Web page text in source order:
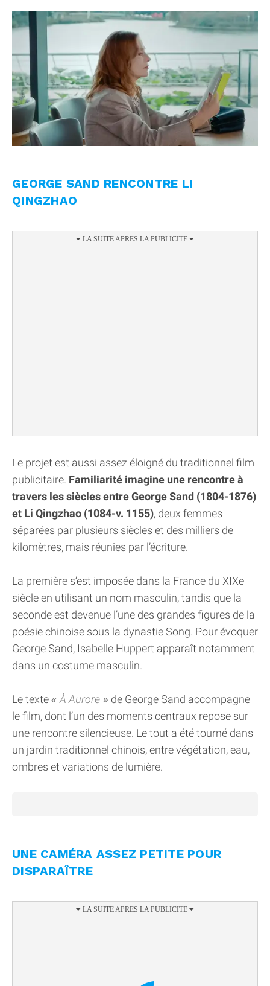
GEORGE SAND RENCONTRE LI
QINGZHAO
Le projet est aussi assez éloigné du traditionnel film
publicitaire. Familiarité imagine une rencontre à
travers les siècles entre George Sand (1804-1876)
et Li Qingzhao (1084-v. 1155), deux femmes
séparées par plusieurs siècles et des milliers de
kilomètres, mais réunies par l’écriture.
La première s’est imposée dans la France du XIXe
siècle en utilisant un nom masculin, tandis que la
seconde est devenue l’une des grandes figures de la
poésie chinoise sous la dynastie Song. Pour évoquer
George Sand, Isabelle Huppert apparaît notamment
dans un costume masculin.
Le texte À Aurore
de George Sand accompagne
le film, dont l’un des moments centraux repose sur
une rencontre silencieuse. Le tout a été tourné dans
un jardin traditionnel chinois, entre végétation, eau,
ombres et variations de lumière.
UNE CAMÉRA ASSEZ PETITE POUR
DISPARAÎTRE